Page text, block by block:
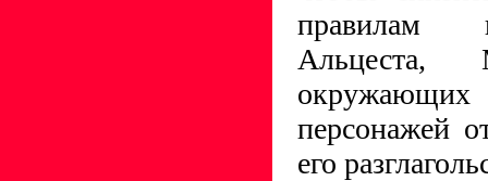
правилам
Альцеста,
персонажей
его